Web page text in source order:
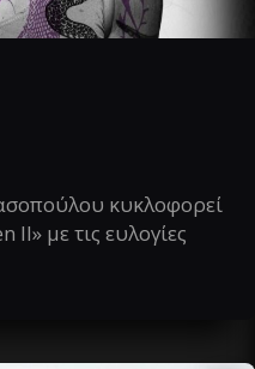
κυκλοφορεί
με τις ευλογίες